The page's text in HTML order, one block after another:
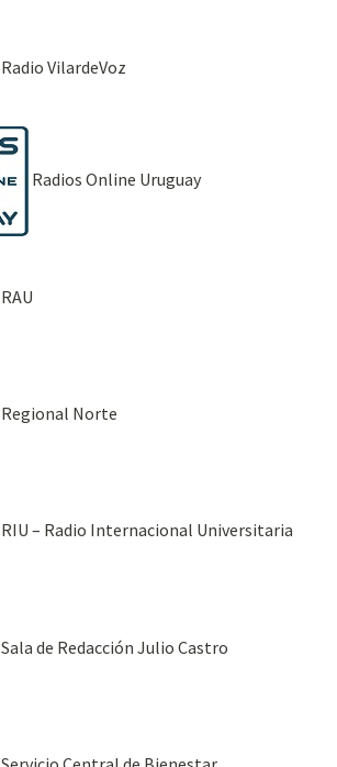
Radio VilardeVoz
Radios Online Uruguay
RAU
Regional Norte
RIU – Radio Internacional Universitaria
Sala de Redacción Julio Castro